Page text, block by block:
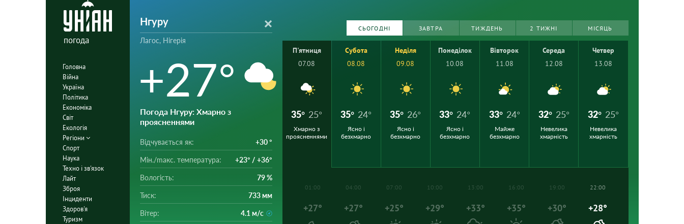
погода
Головна
Війна
Україна
Політика
Економіка
Світ
Екологія
Регіони
Спорт
Наука
Техно і зв'язок
Лайт
Зброя
Інциденти
Здоров'я
Туризм
Нгуру
Лагос, Нігерія
+27°
Погода Нгуру: Хмарно з
проясненнями
Відчувається як: +30 °
Мін./mакс. температура: +23° / +36°
Вологість: 79 %
Тиск: 733 мм
Вітер: 4.1 м/с
СЬОГОДНІ ЗАВТРА ТИЖДЕНЬ 2 ТИЖНІ МІСЯЦЬ
П'ятниця
07.08
35° 25°
Хмарно з
проясненнями
Субота
08.08
35° 24°
Ясно і
безхмарно
Неділя
09.08
35° 26°
Ясно і
безхмарно
Понеділок
10.08
33° 24°
Ясно і
безхмарно
Вівторок
11.08
33° 24°
Майже
безхмарно
Середа
12.08
32° 25°
Невелика
хмарність
Четвер
13.08
32° 25°
Невелика
хмарність
01:00
+27°
04:00
+27°
07:00
+25°
10:00
+29°
13:00
+33°
16:00
+35°
19:00
+30°
22:00
+28°